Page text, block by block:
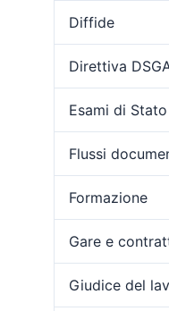
Diffide
Direttiva
Esami di Stato
Flussi
Formazione
Gare e
Giudice del